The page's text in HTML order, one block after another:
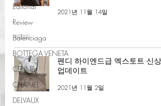
Editorial
Review
Balenciaga
BOTTEGA VENETA
CELINE
CHANEL
DELVAUX
2021년 11월 14일
펜디 하이엔드급 엑스토트 신상
업데이트
2021년 11월 2일